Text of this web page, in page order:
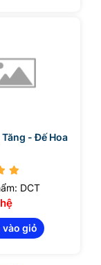
- Đế Hoa
DCT
vào giỏ